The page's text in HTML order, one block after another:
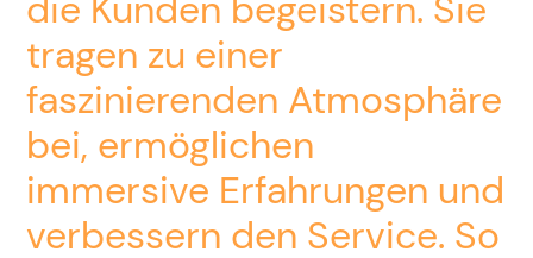
tragen zu einer
faszinierenden Atmosphäre
bei, ermöglichen
immersive Erfahrungen und
verbessern den Service. So